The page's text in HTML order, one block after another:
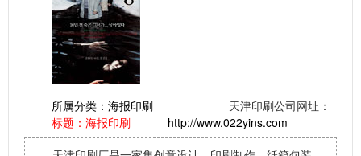
所属分类： 海报印刷
标题：海报印刷
天津印刷公司网址：
http://www.022yins.com